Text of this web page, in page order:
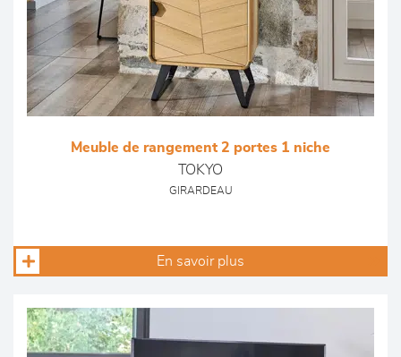
Meuble de rangement 2 portes 1 niche
TOKYO
GIRARDEAU
En savoir plus